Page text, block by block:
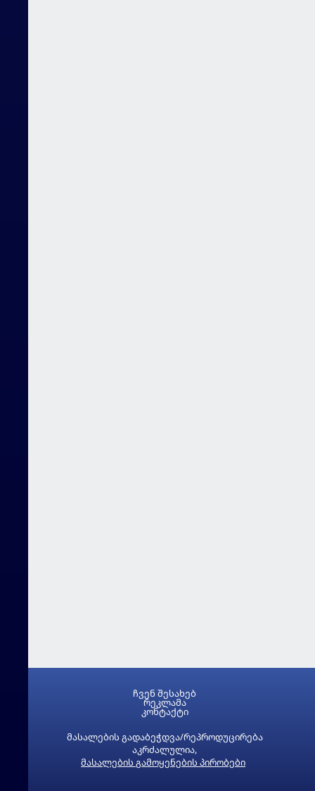
მასალების გადაბეჭდვა/რეპროდუცირება
აკრძალულია,
მასალების გამოყენების პირობები
ჩვენ შესახებ
რეკლამა
კონტაქტი